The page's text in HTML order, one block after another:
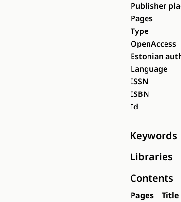
Publisher
Pages
Type
OpenAccess
Estonian
Language
ISSN
ISBN
Id
Keywords
Libraries
Contents
Pages Title